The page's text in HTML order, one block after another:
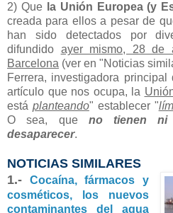
2) Que la Unión Europea (y
creada para ellos a pesar de
han sido detectados por
difundido ayer mismo, 28 de
Barcelona (ver en "Noticias
Ferrera, investigadora
artículo que nos ocupa, la
está planteando" establecer "
O sea, que no tienen ni
desaparecer.
NOTICIAS SIMILARES
1.-
Cocaína, fármacos y
cosméticos, los nuevos
contaminantes del agua